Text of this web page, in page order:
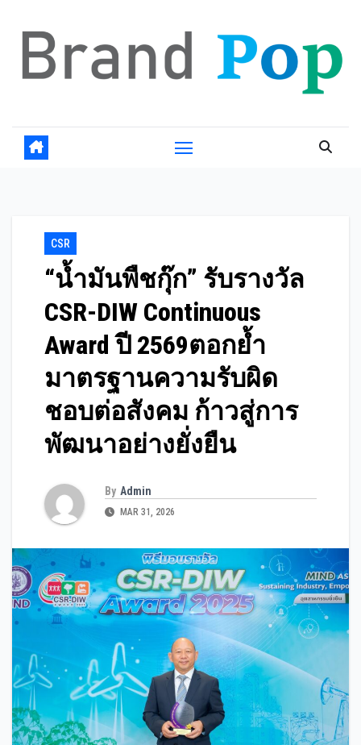
content
CSR
“น้ำมันพืชกุ๊ก” รับรางวัล
CSR-DIW Continuous
Award ปี 2569ตอกย้ำ
มาตรฐานความรับผิด
ชอบต่อสังคม ก้าวสู่การ
พัฒนาอย่างยั่งยืน
By Admin
MAR 31, 2026